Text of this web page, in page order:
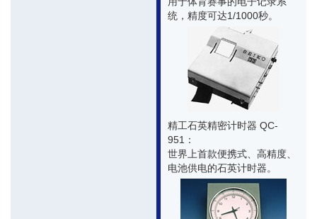
统，精度可达1/1000秒。
精工石英精密计时器 QC-
951：
世界上首款便携式、高精度、
电池供电的石英计时器。